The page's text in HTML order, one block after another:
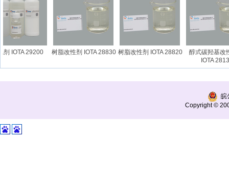
IOTA 29200 树脂改性剂 IOTA 28830 树脂改性剂 IOTA 28820
醇式碳羟基改
IOTA
皖
Copyright ©